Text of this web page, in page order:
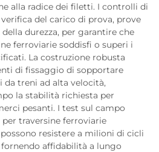
alla radice dei filetti. I controlli di
del carico di prova, prove
durezza, per garantire che
ferroviarie soddisfi o superi i
La costruzione robusta
di fissaggio di sopportare
treni ad alta velocità,
la stabilità richiesta per
pesanti. I test sul campo
traversine ferroviarie
resistere a milioni di cicli
affidabilità a lungo